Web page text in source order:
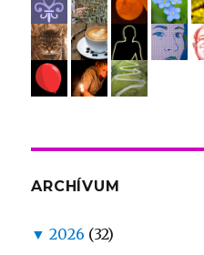
ARCHÍVUM
▼ 2026 (32)